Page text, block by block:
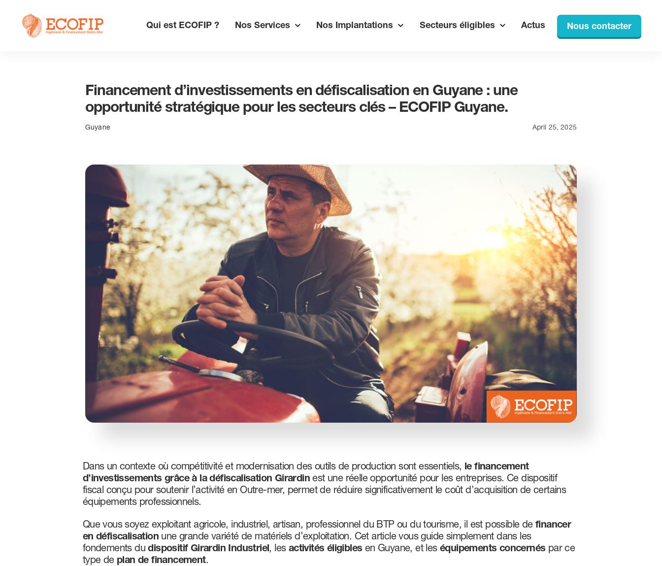
content
Qui est ECOFIP ? Nos Services Nos Implantations Secteurs éligibles Actus Nous contacter
Financement d’investissements en défiscalisation en Guyane : une
opportunité stratégique pour les secteurs clés – ECOFIP Guyane.
Guyane April 25, 2025
Dans un contexte où compétitivité et modernisation des outils de production sont essentiels, le financement
d’investissements grâce à la défiscalisation Girardinest une réelle opportunité pour les entreprises. Ce dispositif
fiscal conçu pour soutenir l’activité en Outre-mer, permet de réduire significativement le coût d’acquisition de certains
équipements professionnels.
Que vous soyez exploitant agricole, industriel, artisan, professionnel du BTP ou du tourisme, il est possible de financer
en défiscalisationune grande variété de matériels d’exploitation. Cet article vous guide simplement dans les
fondements dudispositif Girardin Industriel, les activités éligibles en Guyane, et les équipements concernés par ce
type de plan de financement.